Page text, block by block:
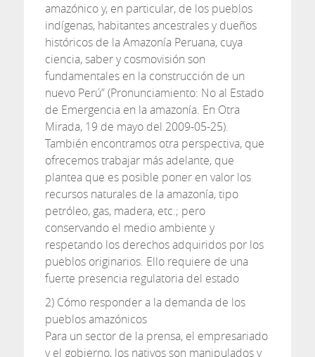
amazónico y, en particular, de los pueblos
indígenas, habitantes ancestrales y dueños
históricos de la Amazonía Peruana, cuya
ciencia, saber y cosmovisión son
fundamentales en la construcción de un
nuevo Perú” (Pronunciamiento: No al Estado
de Emergencia en la amazonía. En Otra
Mirada, 19 de mayo del 2009-05-25).
También encontramos otra perspectiva, que
ofrecemos trabajar más adelante, que
plantea que es posible poner en valor los
recursos naturales de la amazonía, tipo
petróleo, gas, madera, etc.; pero
conservando el medio ambiente y
respetando los derechos adquiridos por los
pueblos originarios. Ello requiere de una
fuerte presencia regulatoria del estado
2) Cómo responder a la demanda de los
pueblos amazónicos
Para un sector de la prensa, el empresariado
y el gobierno, los nativos son manipulados y